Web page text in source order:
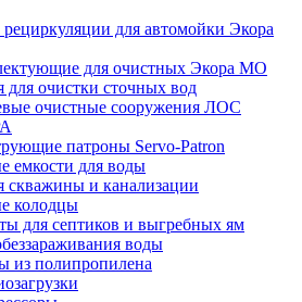
для автомойки Экора
для очистных Экора МО
очистки сточных вод
очистные сооружения ЛОС
патроны Servo-Patron
емкости для воды
скважины и канализации
колодцы
для септиков и выгребных ям
воды
из полипропилена